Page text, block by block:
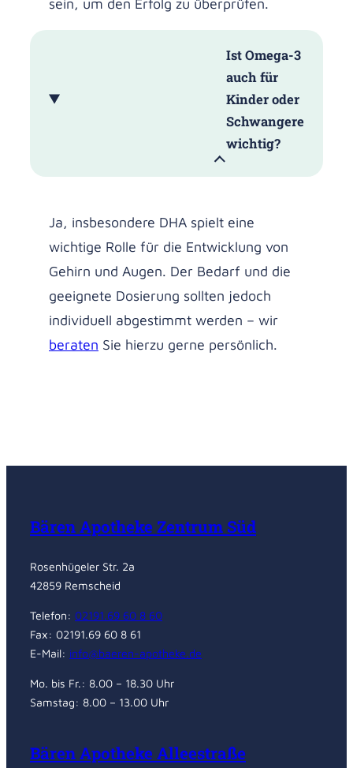
Ist Omega-3
auch für
Kinder oder
Schwangere
wichtig?
Ja, insbesondere DHA spielt eine
wichtige Rolle für die Entwicklung von
Gehirn und Augen. Der Bedarf und die
geeignete Dosierung sollten jedoch
individuell abgestimmt werden – wir
beraten Sie hierzu gerne persönlich.
Bären Apotheke Zentrum Süd
Rosenhügeler Str. 2a
42859 Remscheid
Telefon: 02191.69 60 8 60
Fax: 02191.69 60 8 61
E-Mail: info@baeren-apotheke.de
Mo. bis Fr.: 8.00 – 18.30 Uhr
Samstag: 8.00 – 13.00 Uhr
Bären Apotheke Alleestraße